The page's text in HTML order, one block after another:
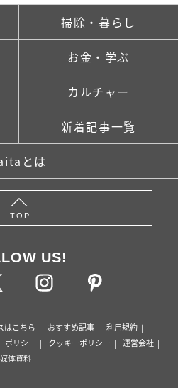
掃除・暮らし
お金・学ぶ
カルチャー
新着記事一覧
とは
TOP
US!
はこちら おすすめ記事
利用規約
ポリシー クッキーポリシー
運営会社
媒体資料